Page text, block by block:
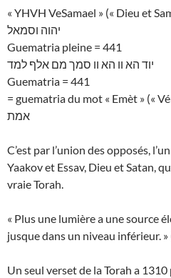
« YHVH VeSamael » (« Dieu et
יהוה וסמאל
Guematria pleine = 441
יוד הא וו הא וו סמך מם אלף למד
Guematria = 441
= guematria du mot « Emèt » («
אמת
C’est par l’union des opposés,
Yaakov et Essav, Dieu et Satan,
vraie Torah.
« Plus une lumière a une source
jusque dans un niveau inférieur. »
Un seul verset de la Torah a